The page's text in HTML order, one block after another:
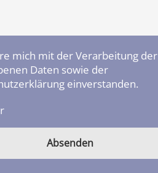
mich mit der Verarbeitung der
Daten sowie der
einverstanden.
Absenden